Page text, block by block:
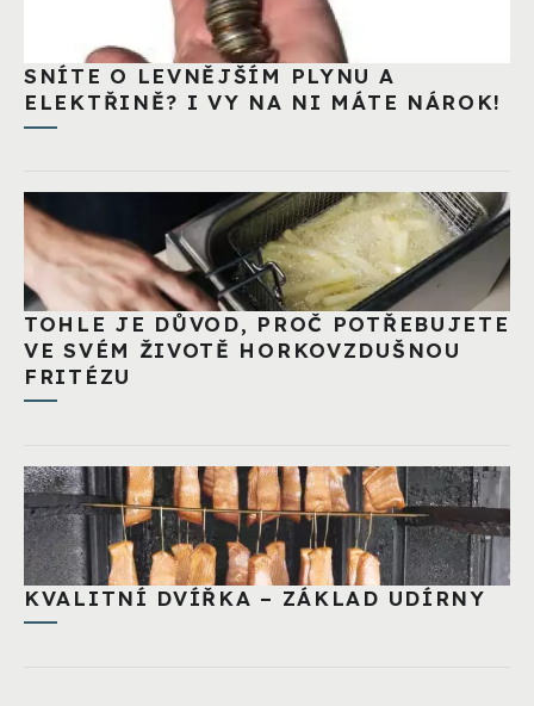
SNÍTE O LEVNĚJŠÍM PLYNU A
ELEKTŘINĚ? I VY NA NI MÁTE NÁROK!
TOHLE JE DŮVOD, PROČ POTŘEBUJETE
VE SVÉM ŽIVOTĚ HORKOVZDUŠNOU
FRITÉZU
KVALITNÍ DVÍŘKA – ZÁKLAD UDÍRNY